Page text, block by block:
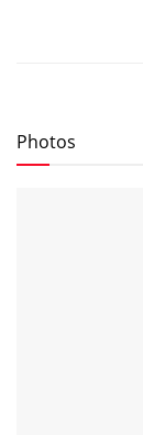
Photos